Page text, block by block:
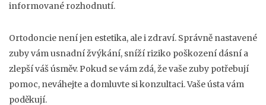
informované rozhodnutí.
Ortodoncie není jen estetika, ale i zdraví. Správně nastavené
zuby vám usnadní žvýkání, sníží riziko poškození dásní a
zlepší váš úsměv. Pokud se vám zdá, že vaše zuby potřebují
pomoc, neváhejte a domluvte si konzultaci. Vaše ústa vám
poděkují.